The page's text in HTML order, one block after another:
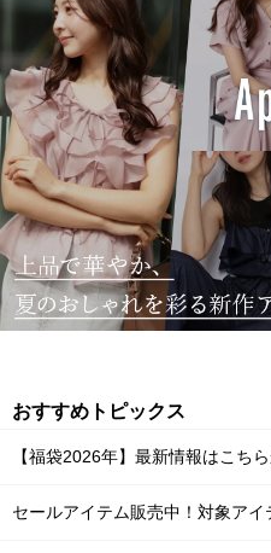
おすすめトピックス
【福袋2026年】最新情報はこち
セールアイテム販売中！対象アイ